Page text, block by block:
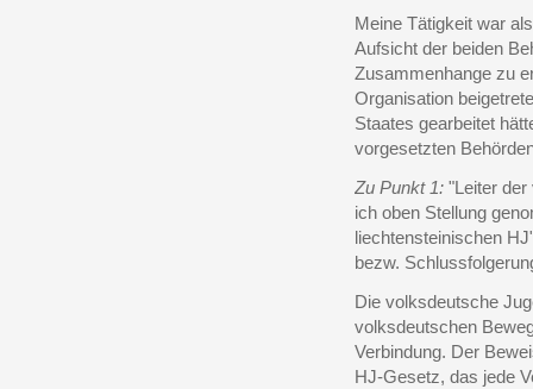
Meine Tätigkeit war
Aufsicht der beiden
Zusammenhange zu
Organisation
Staates gearbeitet
vorgesetzten
Zu Punkt 1: "Leiter der
ich oben Stellung
liechtensteinischen
bezw.
Die volksdeutsche
volksdeutschen
Verbindung. Der
HJ-Gesetz, das jede